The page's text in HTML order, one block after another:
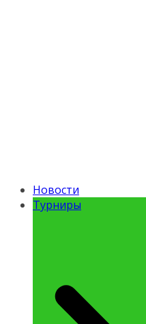
Новости
Турниры